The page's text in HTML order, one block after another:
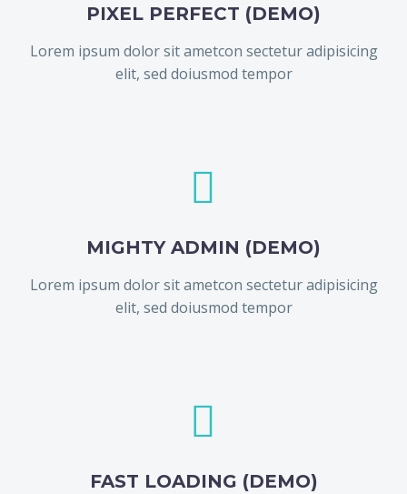
PIXEL PERFECT (DEMO)
Lorem ipsum dolor sit ametcon sectetur adipisicing
elit, sed doiusmod tempor


MIGHTY ADMIN (DEMO)
Lorem ipsum dolor sit ametcon sectetur adipisicing
elit, sed doiusmod tempor


FAST LOADING (DEMO)